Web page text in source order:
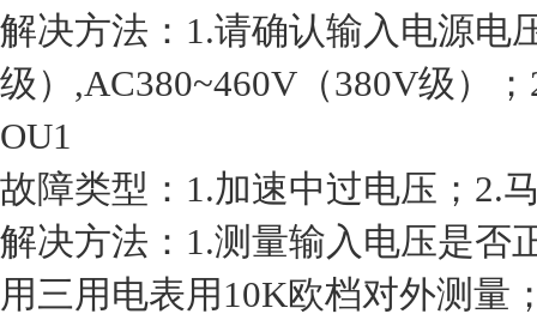
解决方法：1.请确认输入电源
级）,AC380~460V（380V级）
OU1
故障类型：1.加速中过电压；2.
解决方法：1.测量输入电压是否
用三用电表用10K欧档对外测量